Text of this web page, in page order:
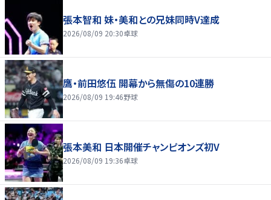
張本智和 妹・美和との兄妹同時V達成
2026/08/09 20:30卓球
鷹・前田悠伍 開幕から無傷の10連勝
2026/08/09 19:46野球
張本美和 日本開催チャンピオンズ初V
2026/08/09 19:36卓球